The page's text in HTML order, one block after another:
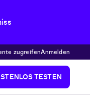
zugreifenAnmelden
TESTEN